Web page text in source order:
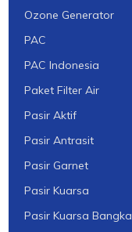
Ozone Generator
PAC
PAC Indonesia
Paket Filter Air
Pasir Aktif
Pasir Antrasit
Pasir Garnet
Pasir Kuarsa
Pasir Kuarsa Bangka